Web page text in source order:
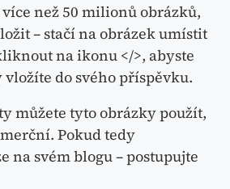
než 50 milionů obrázků,
– stačí na obrázek umístit
na ikonu </>, abyste
do svého příspěvku.
můžete tyto obrázky použít,
Pokud tedy
na svém blogu – postupujte